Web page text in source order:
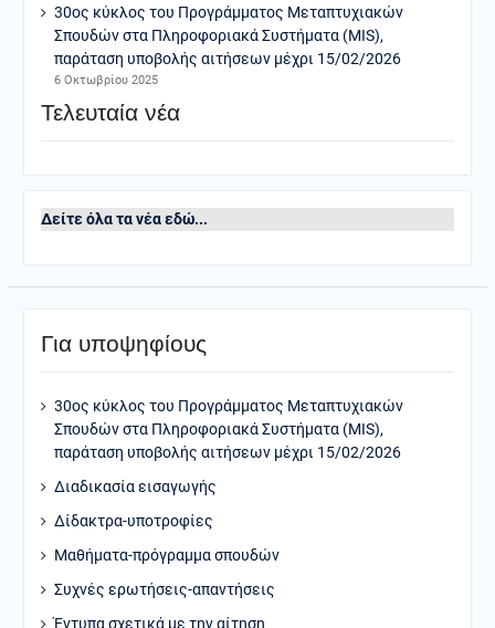
30ος κύκλος του Προγράμματος Μεταπτυχιακών
Σπουδών στα Πληροφοριακά Συστήματα (MIS),
παράταση υποβολής αιτήσεων μέχρι 15/02/2026
6 Οκτωβρίου 2025
Τελευταία νέα
Δείτε όλα τα νέα εδώ...
Για υποψηφίους
30ος κύκλος του Προγράμματος Μεταπτυχιακών
Σπουδών στα Πληροφοριακά Συστήματα (MIS),
παράταση υποβολής αιτήσεων μέχρι 15/02/2026
Διαδικασία εισαγωγής
Δίδακτρα-υποτροφίες
Μαθήματα-πρόγραμμα σπουδών
Συχνές ερωτήσεις-απαντήσεις
Έντυπα σχετικά με την αίτηση